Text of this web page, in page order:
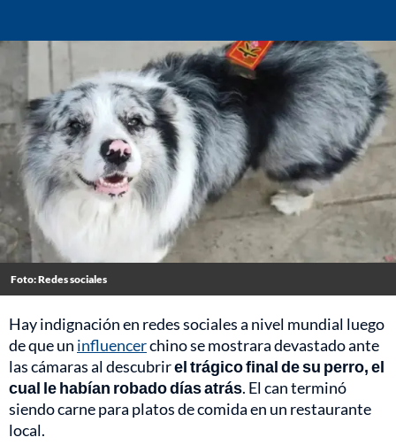
Foto: Redes sociales
Hay indignación en redes sociales a nivel mundial luego
de que un influencerchino se mostrara devastado ante
las cámaras al descubrirel trágico final de su perro, el
cual le habían robado días atrás. El can terminó
siendo carne para platos de comida en un restaurante
local.